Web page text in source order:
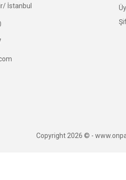
İstanbul
Copyright 2026 © -